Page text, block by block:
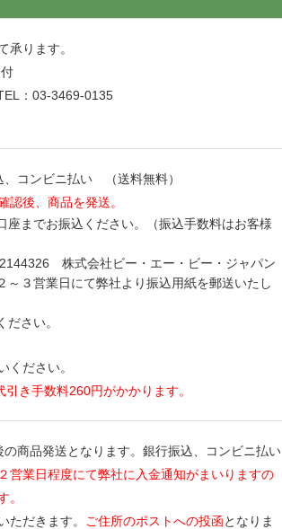
承ります。
：03-3469-0135
コンビニ払い （送料無料）
認後、商品を発送。
までお振込ください。（振込手数料はお客様
株式会社ビー・エー・ビー・ジャパン
３営業日にて弊社より振込用紙を郵送いたし
さい。
ださい。
き手数料260円がかかります。
商品発送となります。銀行振込、コンビニ払い
営業日程度にて弊社に入金通知がまいりますの
。
ただきます。 ご住所のポストへの投函となりま